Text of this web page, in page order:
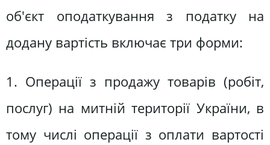
об'єкт оподаткування з податку на
додану вартість включає три форми:
1. Операції з продажу товарів (робіт,
послуг) на митній території України, в
тому числі операції з оплати вартості